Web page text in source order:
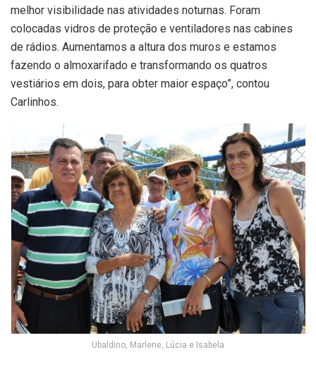
melhor visibilidade nas atividades noturnas. Foram
colocadas vidros de proteção e ventiladores nas cabines
de rádios. Aumentamos a altura dos muros e estamos
fazendo o almoxarifado e transformando os quatros
vestiários em dois, para obter maior espaço”, contou
Carlinhos.
Ubaldino, Marlene, Lúcia e Isabela